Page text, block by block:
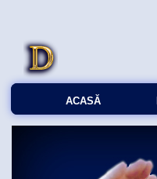
ACASĂ